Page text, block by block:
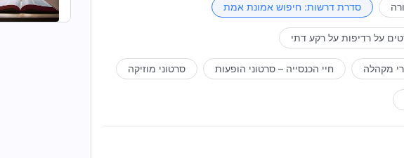
סדרת דרשות: חיפוש אמונת אמת
על רדיפות על רקע דתי
מקהלה חיי הכנסייה – סרטוני הופעות סרטוני מוזיקה